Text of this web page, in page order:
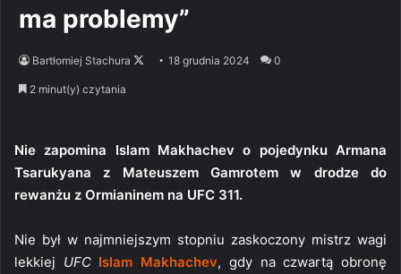
ma problemy”
Bartłomiej Stachura
Follow18 grudnia 2024 0
2 minut(y) czytania
Nie zapomina Islam Makhachev o pojedynku Armana
Tsarukyana z Mateuszem Gamrotem w drodze do
rewanżu z Ormianinem na UFC 311.
Nie był w najmniejszym stopniu zaskoczony mistrz wagi
lekkiej UFC Islam Makhachev, gdy na czwartą obronę